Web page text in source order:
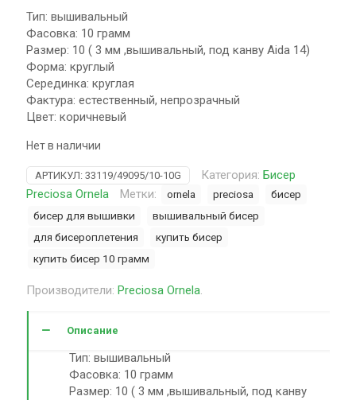
составляла
23.00 грн..
Тип: вышивальный
Фасовка: 10 грамм
Размер: 10 ( 3 мм ,вышивальный, под канву Aida 14)
Форма: круглый
Серединка: круглая
Фактура: естественный, непрозрачный
Цвет: коричневый
Нет в наличии
АРТИКУЛ: 33119/49095/10-10G Категория: Бисер
Preciosa Ornela
Метки: ornela preciosa
бисер
бисер для вышивки
вышивальный бисер
для бисероплетения
купить бисер
купить бисер 10 грамм
Производители: Preciosa Ornela.
Описание
Тип: вышивальный
Фасовка: 10 грамм
Размер: 10 ( 3 мм ,вышивальный, под канву